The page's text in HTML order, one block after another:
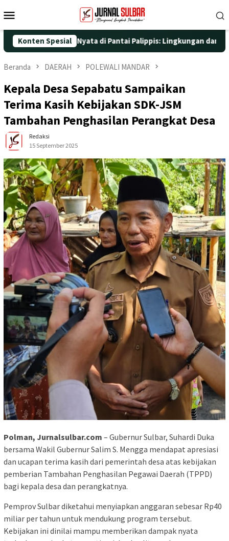
ke
Mobile
Konten Spesial
Aksi Nyata di Pantai Palippis: Lingkungan dan Kesehatan
Beranda DAERAH POLEWALI MANDAR
Kepala Desa Sepabatu Sampaikan
Terima Kasih Kebijakan SDK-JSM
Tambahan Penghasilan Perangkat Desa
Redaksi
15 September 2025
Polman, Jurnalsulbar.com – Gubernur Sulbar, Suhardi Duka
bersama Wakil Gubernur Salim S. Mengga mendapat apresiasi
dan ucapan terima kasih dari pemerintah desa atas kebijakan
pemberian Tambahan Penghasilan Pegawai Daerah (TPPD)
bagi kepala desa dan perangkatnya.
Pemprov Sulbar diketahui menyiapkan anggaran sebesar Rp40
miliar per tahun untuk mendukung program tersebut.
Kebijakan ini dinilai mampu memberikan dampak nyata